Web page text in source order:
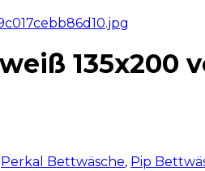
135x200
Perkal Bettwäsche, Pip